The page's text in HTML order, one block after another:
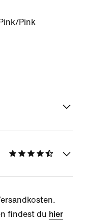
Pink
findest du hier